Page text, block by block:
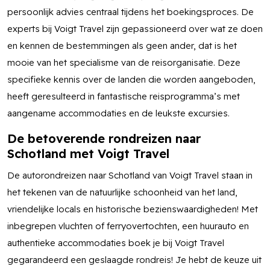
persoonlijk advies centraal tijdens het boekingsproces. De
experts bij Voigt Travel zijn gepassioneerd over wat ze doen
en kennen de bestemmingen als geen ander, dat is het
mooie van het specialisme van de reisorganisatie. Deze
specifieke kennis over de landen die worden aangeboden,
heeft geresulteerd in fantastische reisprogramma’s met
aangename accommodaties en de leukste excursies.
De betoverende rondreizen naar
Schotland met Voigt Travel
De autorondreizen naar Schotland van Voigt Travel staan in
het tekenen van de natuurlijke schoonheid van het land,
vriendelijke locals en historische bezienswaardigheden! Met
inbegrepen vluchten of ferryovertochten, een huurauto en
authentieke accommodaties boek je bij Voigt Travel
gegarandeerd een geslaagde rondreis! Je hebt de keuze uit